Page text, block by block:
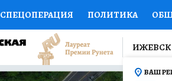
СПЕЦОПЕРАЦИЯ ПОЛИТИКА
НАУКА СПОРТ КОЛУМНИСТЫ
ДОКТОР ФИНАНСЫ
ИЖЕВСК
ВАШ